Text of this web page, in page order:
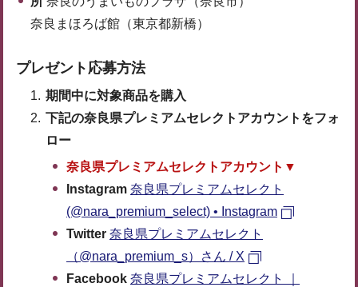
奈良まほろば館（東京都新橋）
プレゼント応募方法
期間中に対象商品を購入
下記の奈良県プレミアムセレクトアカウントをフォ
ロー
奈良県プレミアムセレクトアカウント▼
Instagram 奈良県プレミアムセレクト
(@nara_premium_select) • Instagram
Twitter 奈良県プレミアムセレクト
（@nara_premium_s）さん / X
Facebook 奈良県プレミアムセレクト ｜